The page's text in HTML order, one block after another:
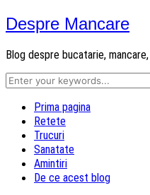
Despre Mancare
Blog despre bucatarie,
Prima pagina
Retete
Trucuri
Sanatate
Amintiri
De ce acest blog